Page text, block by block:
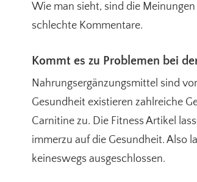
Wie man sieht, sind die
schlechte Kommentare.
Kommt es zu Problemen bei
Nahrungsergänzungsmittel sind
Gesundheit existieren zahlreiche
Carnitine zu. Die Fitness Artikel
immerzu auf die Gesundheit. Also
keineswegs ausgeschlossen.